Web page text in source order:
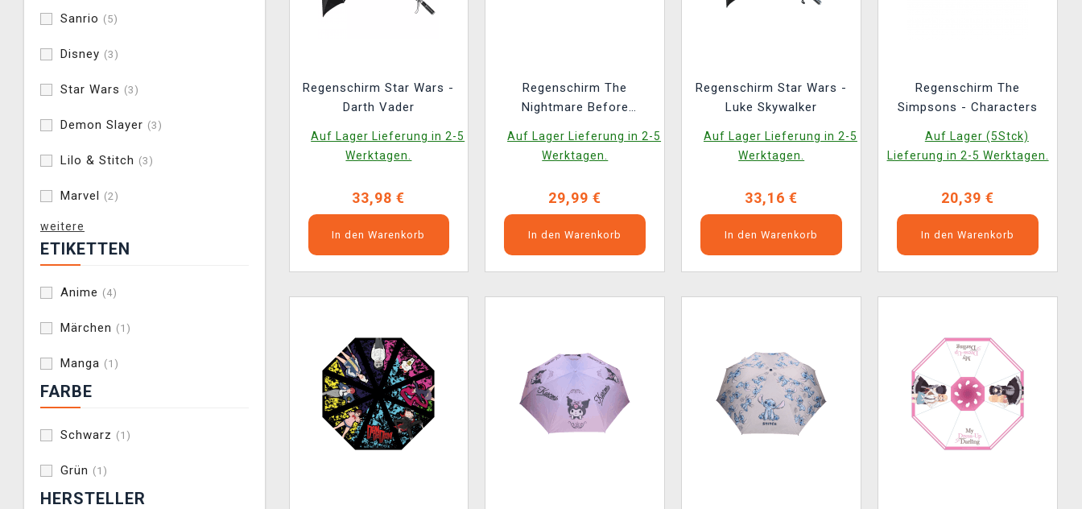
Sanrio (5)
Disney (3)
Star Wars (3)
Demon Slayer (3)
Lilo & Stitch (3)
Marvel (2)
weitere
ETIKETTEN
Anime (4)
Märchen (1)
Manga (1)
FARBE
Schwarz (1)
Grün (1)
HERSTELLER
Regenschirm Star Wars -
Darth Vader
Auf Lager Lieferung in 2-5
Werktagen.
33,98 €
In den Warenkorb
Regenschirm The
Nightmare Before
Skellington
Auf Lager Lieferung in 2-5
Werktagen.
29,99 €
In den Warenkorb
Regenschirm Star Wars -
Luke Skywalker
Auf Lager Lieferung in 2-5
Werktagen.
33,16 €
In den Warenkorb
Regenschirm The
Simpsons - Characters
Auf Lager (5Stck)
Lieferung in 2-5 Werktagen.
20,39 €
In den Warenkorb